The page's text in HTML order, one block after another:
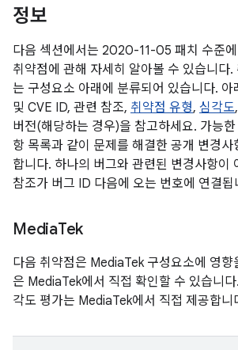
정보
다음 섹션에서는 2020-11-05 패치 수준
취약점에 관해 자세히 알아볼 수 있습니다
는 구성요소 아래에 분류되어 있습니다. 아
및 CVE ID, 관련 참조, 취약점 유형, 심각도
버전(해당하는 경우)을 참고하세요. 가능
항 목록과 같이 문제를 해결한 공개 변경
합니다. 하나의 버그와 관련된 변경사항이
참조가 버그 ID 다음에 오는 번호에 연결됩
MediaTek
다음 취약점은 MediaTek 구성요소에 영향
은 MediaTek에서 직접 확인할 수 있습니
각도 평가는 MediaTek에서 직접 제공합니